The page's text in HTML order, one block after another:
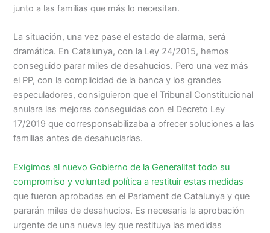
junto a las familias que más lo necesitan.
La situación, una vez pase el estado de alarma, será
dramática. En Catalunya, con la Ley 24/2015, hemos
conseguido parar miles de desahucios. Pero una vez más
el PP, con la complicidad de la banca y los grandes
especuladores, consiguieron que el Tribunal Constitucional
anulara las mejoras conseguidas con el Decreto Ley
17/2019 que corresponsabilizaba a ofrecer soluciones a las
familias antes de desahuciarlas.
Exigimos al nuevo Gobierno de la Generalitat todo su
compromiso y voluntad política a restituir estas medidas
que fueron aprobadas en el Parlament de Catalunya y que
pararán miles de desahucios. Es necesaria la aprobación
urgente de una nueva ley que restituya las medidas